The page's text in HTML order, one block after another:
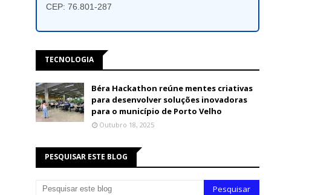
CEP: 76.801-287
TECNOLOGIA
Béra Hackathon reúne mentes criativas
para desenvolver soluções inovadoras
para o município de Porto Velho
Outubro 18, 2025
PESQUISAR ESTE BLOG